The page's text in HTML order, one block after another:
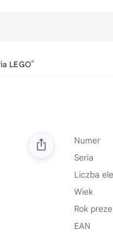
LEGO®
Numer
Seria
Liczba
Wiek
Rok
EAN